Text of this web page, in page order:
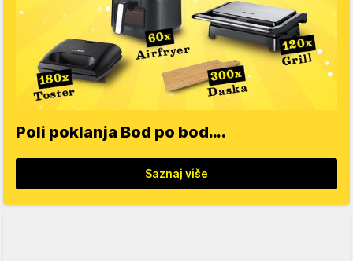
Poli poklanja Bod po bod….
Saznaj više